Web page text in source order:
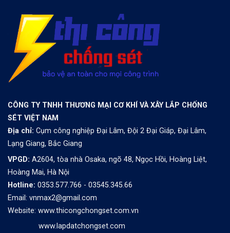
CÔNG TY TNHH THƯƠNG MẠI CƠ KHÍ VÀ XÂY LẮP CHỐNG
SÉT VIỆT NAM
Địa chỉ: Cụm công nghiệp Đại Lâm, Đội 2 Đại Giáp, Đại Lâm,
Lạng Giang, Bắc Giang
VPGD: A2604, tòa nhà Osaka, ngõ 48, Ngọc Hồi, Hoàng Liệt,
Hoàng Mai, Hà Nội
Hotline: 0353.577.766 - 03545.345.66
Email: vnmax2@gmail.com
Website: www.thicongchongset.com.vn
www.lapdatchongset.com